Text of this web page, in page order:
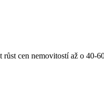
cen nemovitostí až o 40-